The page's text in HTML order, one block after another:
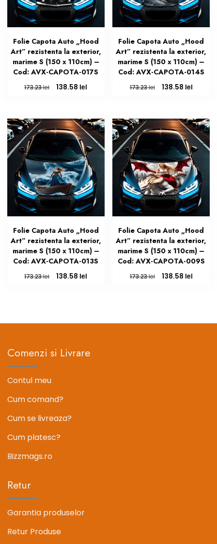
Folie Capota Auto „Hood
Art” rezistenta la exterior,
marime S (150 x 110cm) –
Cod: AVX-CAPOTA-017S
173.23lei
Prețul
173.23 lei.
138.58 lei
Folie Capota Auto „Hood
Art” rezistenta la exterior,
marime S (150 x 110cm) –
Cod: AVX-CAPOTA-014S
173.23lei
Prețul
173.23 lei.
138.58 leiPrețul
Folie Capota Auto „Hood
Art” rezistenta la exterior,
marime S (150 x 110cm) –
Cod: AVX-CAPOTA-013S
173.23lei
Prețul
138.58 lei
Folie Capota Auto „Hood
Art” rezistenta la exterior,
marime S (150 x 110cm) –
Cod: AVX-CAPOTA-009S
173.23lei
Prețul
138.58 leiPrețul
Comenzi si Livrare
Contul meu
Cum comand?
Cum se livreaza?
Cum platesc?
Bizzmags.ro
Retur
Garantia produselor
Retur Produse